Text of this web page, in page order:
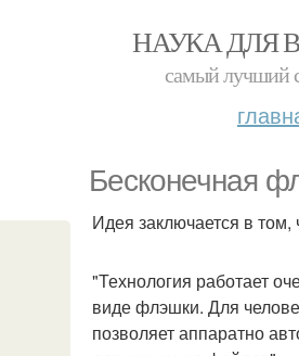
НАУКА ДЛЯ
самый лучший
Бесконечная
Идея заключается в
"Технология работает
виде флэшки. Для
позволяет аппаратно